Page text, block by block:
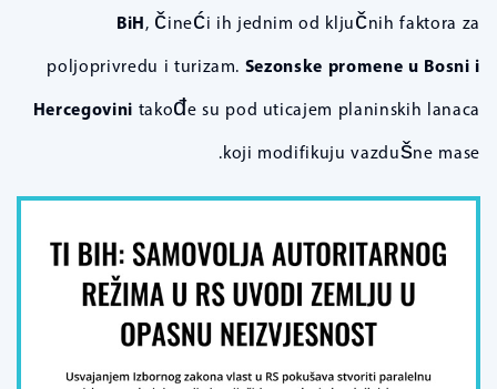
BiH, čineći ih jednim od ključnih faktora za
poljoprivredu i turizam. Sezonske promene u Bosni i
Hercegovini takođe su pod uticajem planinskih lanaca
koji modifikuju vazdušne mase.